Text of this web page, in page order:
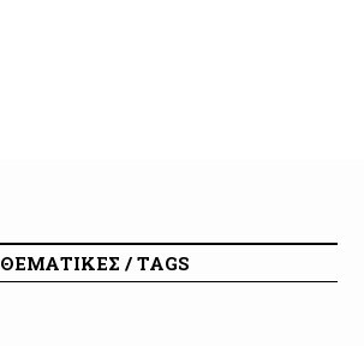
ΘΕΜΑΤΙΚΕΣ / TAGS